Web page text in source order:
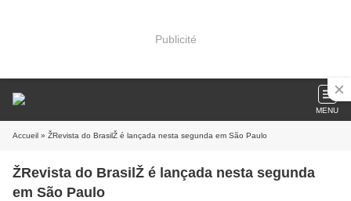
Publicité
MENU
Accueil » ŽRevista do BrasilŽ é lançada nesta segunda em São Paulo
ŽRevista do BrasilŽ é lançada nesta segunda
em São Paulo